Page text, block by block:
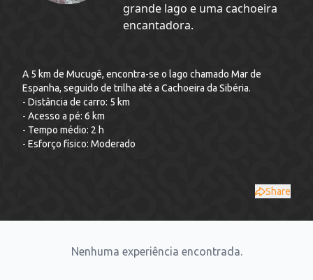
grande lago e uma cachoeira
encantadora.
A 5 km de Mucugê, encontra-se o lago chamado Mar de
Espanha, seguido de trilha até a Cachoeira da Sibéria.
- Distância de carro: 5 km
- Acesso a pé: 6 km
- Tempo médio: 2 h
- Esforço físico: Moderado
Share
Nenhuma experiência encontrada.